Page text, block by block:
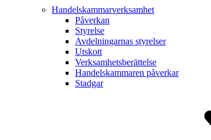
Handelskammarverksamhet
Påverkan
Styrelse
Avdelnin­garnas styrelser
Utskott
Verksam­hetsberätt­else
Handels­kammaren påverkar
Stadgar